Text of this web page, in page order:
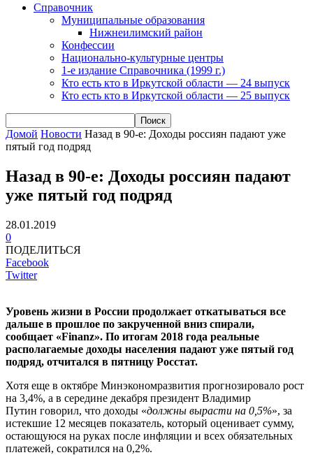
Справочник
Муниципальные образования
Нижнеилимский район
Конфессии
Национально-культурные центры
1-е издание Справочника (1999 г.)
Кто есть кто в Иркутской области — 24 выпуск
Кто есть кто в Иркутской области — 25 выпуск
Домой Новости Назад в 90-е: Доходы россиян падают уже
пятый год подряд
Назад в 90-е: Доходы россиян падают
уже пятый год подряд
28.01.2019
0
ПОДЕЛИТЬСЯ
Facebook
Twitter
Уровень жизни в России продолжает откатываться все
дальше в прошлое по закрученной вниз спирали,
сообщает «Finanz». По итогам 2018 года реальные
располагаемые доходы населения падают уже пятый год
подряд, отчитался в пятницу Росстат.
Хотя еще в октябре Минэкономразвития прогнозировало рост
на 3,4%, а в середине декабря президент Владимир
Путин говорил, что доходы «должны вырасти на 0,5%», за
истекшие 12 месяцев показатель, который оценивает сумму,
остающуюся на руках после инфляции и всех обязательных
платежей, сократился на 0,2%.